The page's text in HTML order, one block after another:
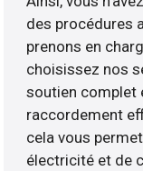
des procédures
prenons en
choisissez nos
soutien complet
raccordement
cela vous
électricité et de